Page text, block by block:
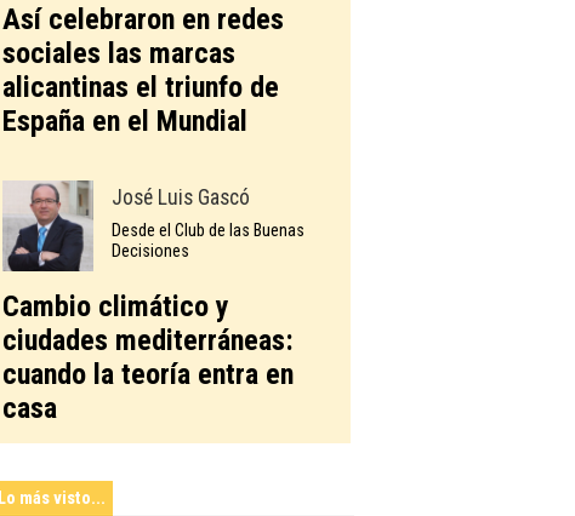
Así celebraron en redes
sociales las marcas
alicantinas el triunfo de
España en el Mundial
José Luis Gascó
Desde el Club de las Buenas
Decisiones
Cambio climático y
ciudades mediterráneas:
cuando la teoría entra en
casa
Lo más visto...